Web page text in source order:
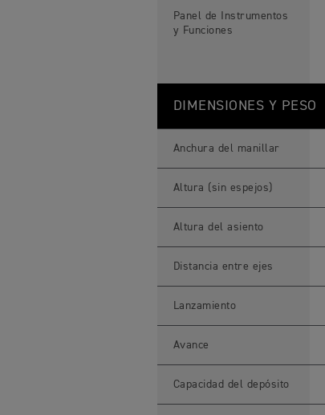
Panel de Instrumentos
y Funciones
DIMENSIONES Y PESO
Anchura del manillar
Altura (sin espejos)
Altura del asiento
Distancia entre ejes
Lanzamiento
Avance
Capacidad del depósito